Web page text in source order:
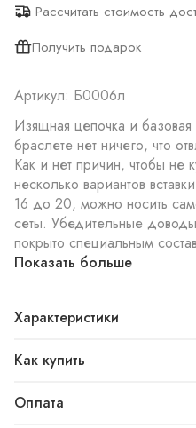
Рассчитать стоимость
Получить подарок
Артикул: Б0006л
Изящная цепочка и базовая
браслете нет ничего, что
Как и нет причин, чтобы не
несколько вариантов
16 до 20, можно носить
сеты. Убедительные
покрыто специальным
Показать больше
Характеристики
Как купить
Оплата